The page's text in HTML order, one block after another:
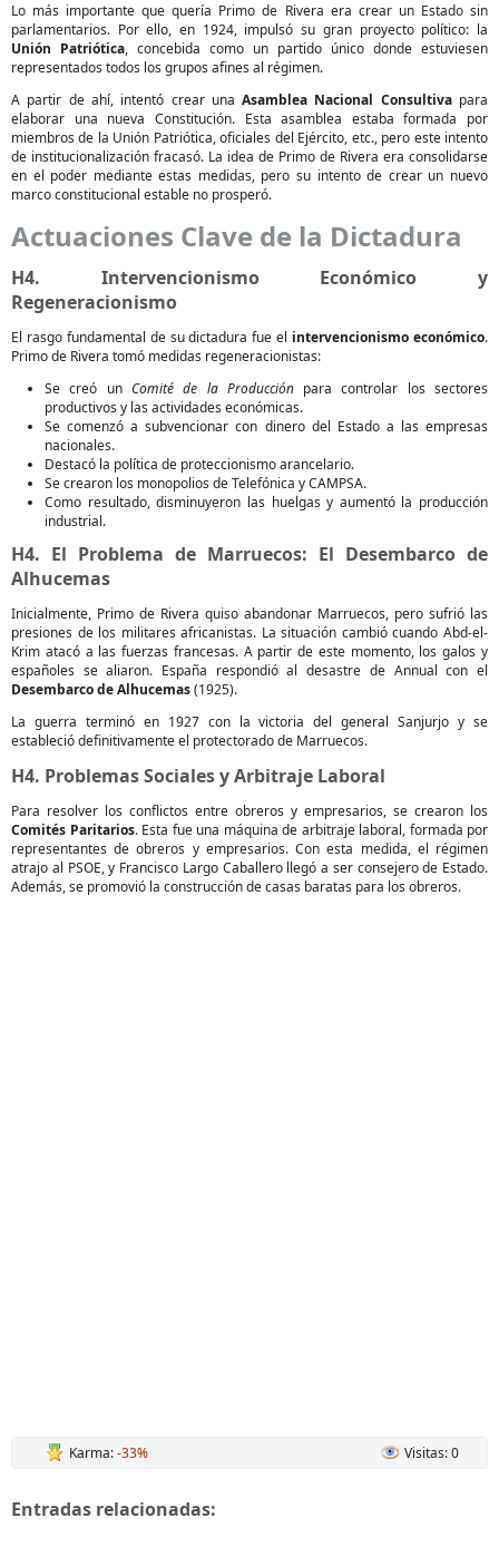
Lo más importante que quería Primo de Rivera era crear un Estado sin
parlamentarios. Por ello, en 1924, impulsó su gran proyecto político: la
Unión Patriótica, concebida como un partido único donde estuviesen
representados todos los grupos afines al régimen.
A partir de ahí, intentó crear unaAsamblea Nacional Consultivapara
elaborar una nueva Constitución. Esta asamblea estaba formada por
miembros de la Unión Patriótica, oficiales del Ejército, etc., pero este intento
de institucionalización fracasó. La idea de Primo de Rivera era consolidarse
en el poder mediante estas medidas, pero su intento de crear un nuevo
marco constitucional estable no prosperó.
Actuaciones Clave de la Dictadura
H4. Intervencionismo Económico y
Regeneracionismo
El rasgo fundamental de su dictadura fue el intervencionismo económico.
Primo de Rivera tomó medidas regeneracionistas:
Se creó un Comité de la Producciónpara controlar los sectores
productivos y las actividades económicas.
Se comenzó a subvencionar con dinero del Estado a las empresas
nacionales.
Destacó la política de proteccionismo arancelario.
Se crearon los monopolios de Telefónica y CAMPSA.
Como resultado, disminuyeron las huelgas y aumentó la producción
industrial.
H4. El Problema de Marruecos: El Desembarco de
Alhucemas
Inicialmente, Primo de Rivera quiso abandonar Marruecos, pero sufrió las
presiones de los militares africanistas. La situación cambió cuando Abd-el-
Krim atacó a las fuerzas francesas. A partir de este momento, los galos y
españoles se aliaron. España respondió al desastre de Annual con el
Desembarco de Alhucemas(1925).
La guerra terminó en 1927 con la victoria del general Sanjurjo y se
estableció definitivamente el protectorado de Marruecos.
H4. Problemas Sociales y Arbitraje Laboral
Para resolver los conflictos entre obreros y empresarios, se crearon los
Comités Paritarios. Esta fue una máquina de arbitraje laboral, formada por
representantes de obreros y empresarios. Con esta medida, el régimen
atrajo al PSOE, y Francisco Largo Caballero llegó a ser consejero de Estado.
Además, se promovió la construcción de casas baratas para los obreros.
Karma:-33% Visitas: 0
Entradas relacionadas: